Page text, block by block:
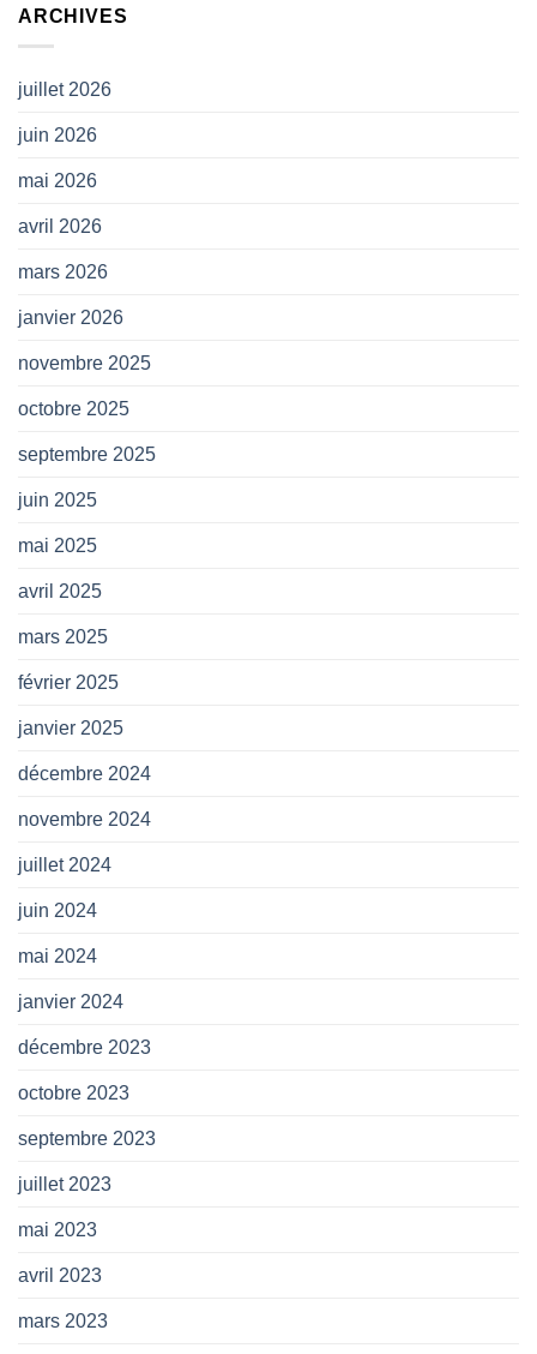
ARCHIVES
juillet 2026
juin 2026
mai 2026
avril 2026
mars 2026
janvier 2026
novembre 2025
octobre 2025
septembre 2025
juin 2025
mai 2025
avril 2025
mars 2025
février 2025
janvier 2025
décembre 2024
novembre 2024
juillet 2024
juin 2024
mai 2024
janvier 2024
décembre 2023
octobre 2023
septembre 2023
juillet 2023
mai 2023
avril 2023
mars 2023